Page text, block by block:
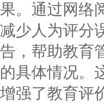
果。通过网络
减少人为评分
告，帮助教育
的具体情况。
增强了教育评